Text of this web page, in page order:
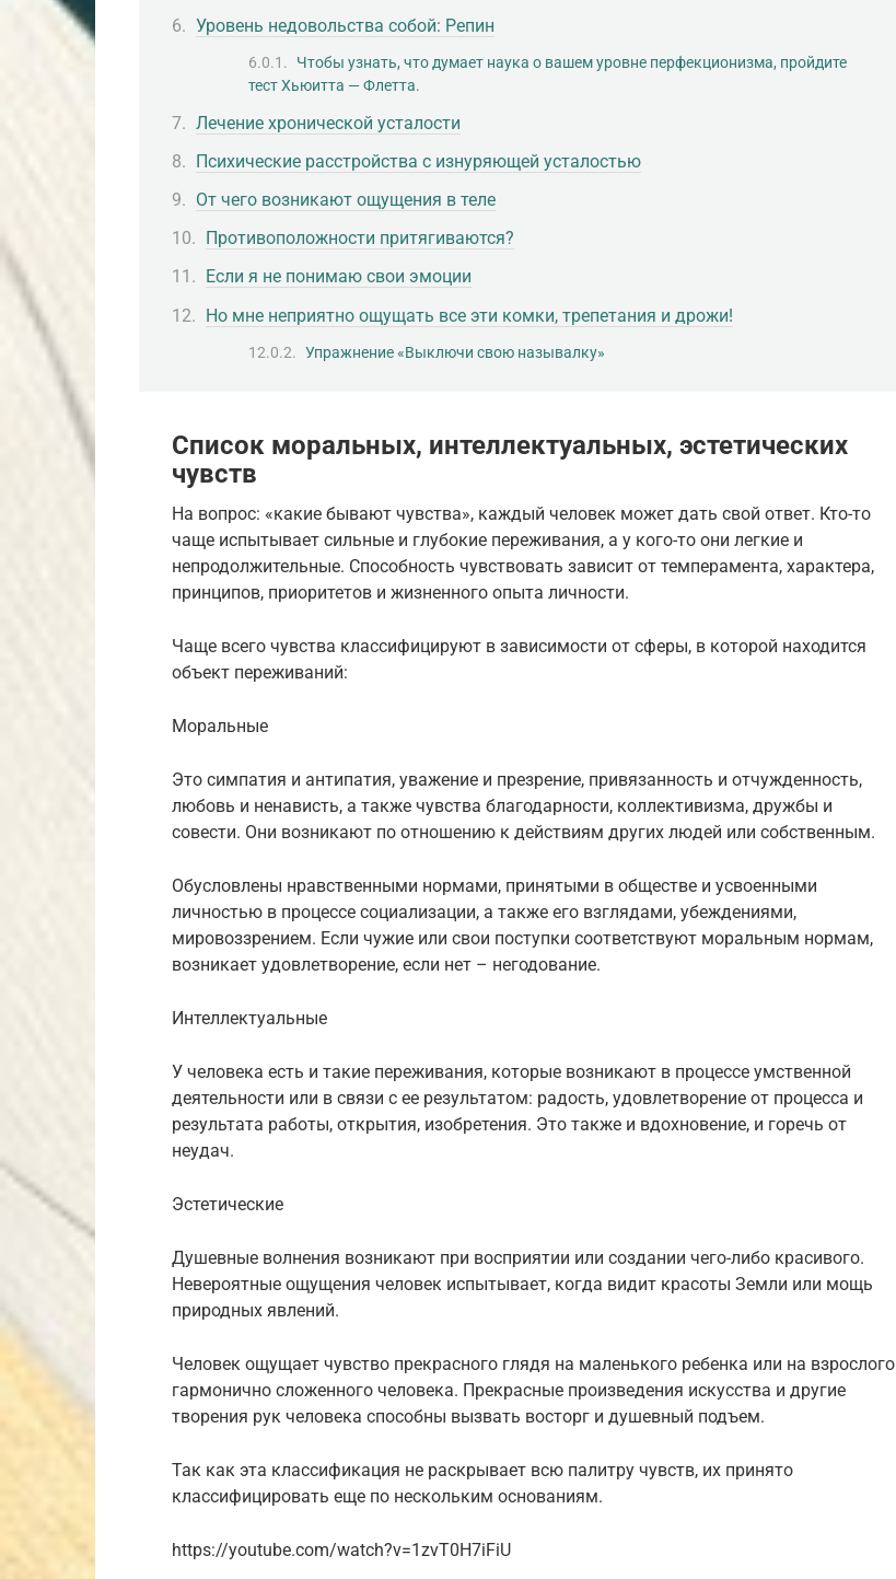
Уровень недовольства собой: Репин
Чтобы узнать, что думает наука о вашем уровне перфекционизма, пройдите
тест Хьюитта — Флетта.
Лечение хронической усталости
Психические расстройства с изнуряющей усталостью
От чего возникают ощущения в теле
Противоположности притягиваются?
Если я не понимаю свои эмоции
Но мне неприятно ощущать все эти комки, трепетания и дрожи!
Упражнение «Выключи свою называлку»
Список моральных, интеллектуальных, эстетических
чувств
На вопрос: «какие бывают чувства», каждый человек может дать свой ответ. Кто-то
чаще испытывает сильные и глубокие переживания, а у кого-то они легкие и
непродолжительные. Способность чувствовать зависит от темперамента, характера,
принципов, приоритетов и жизненного опыта личности.
Чаще всего чувства классифицируют в зависимости от сферы, в которой находится
объект переживаний:
Моральные
Это симпатия и антипатия, уважение и презрение, привязанность и отчужденность,
любовь и ненависть, а также чувства благодарности, коллективизма, дружбы и
совести. Они возникают по отношению к действиям других людей или собственным.
Обусловлены нравственными нормами, принятыми в обществе и усвоенными
личностью в процессе социализации, а также его взглядами, убеждениями,
мировоззрением. Если чужие или свои поступки соответствуют моральным нормам,
возникает удовлетворение, если нет – негодование.
Интеллектуальные
У человека есть и такие переживания, которые возникают в процессе умственной
деятельности или в связи с ее результатом: радость, удовлетворение от процесса и
результата работы, открытия, изобретения. Это также и вдохновение, и горечь от
неудач.
Эстетические
Душевные волнения возникают при восприятии или создании чего-либо красивого.
Невероятные ощущения человек испытывает, когда видит красоты Земли или мощь
природных явлений.
Человек ощущает чувство прекрасного глядя на маленького ребенка или на взрослого
гармонично сложенного человека. Прекрасные произведения искусства и другие
творения рук человека способны вызвать восторг и душевный подъем.
Так как эта классификация не раскрывает всю палитру чувств, их принято
классифицировать еще по нескольким основаниям.
https://youtube.com/watch?v=1zvT0H7iFiU